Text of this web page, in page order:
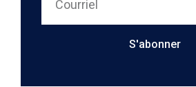
S'abonner